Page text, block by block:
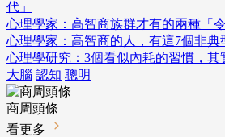
代」
心理學家：高智商族群才有的兩種「
心理學家：高智商的人，有這7個非典
心理學研究：3個看似內耗的習慣，其
大腦 認知 聰明
商周頭條
看更多